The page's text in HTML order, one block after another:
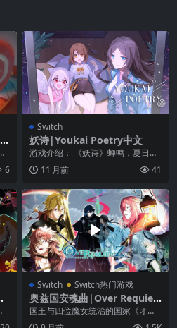
6
Switch
妖诗|Youkai Poetry中文
游戏介绍： 《妖诗》蝉鸣，夏日的
微风，遇见你是我生命中的一个小
奇迹。 窗外的雨从...
11 月前 41
Switch Switch热门游戏
奥兹国安魂曲|Over Requie
mz
国王与四位魔女统治的国家《オ
ズ》。 那里散布着被称为“废墟”的